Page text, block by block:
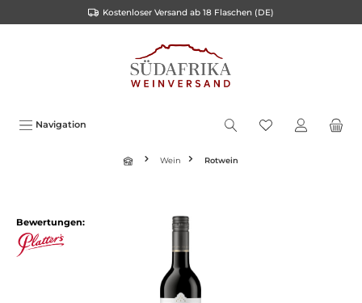
Kostenloser Versand ab 18 Flaschen (DE)
Navigation
Wein Rotwein
Bewertungen: